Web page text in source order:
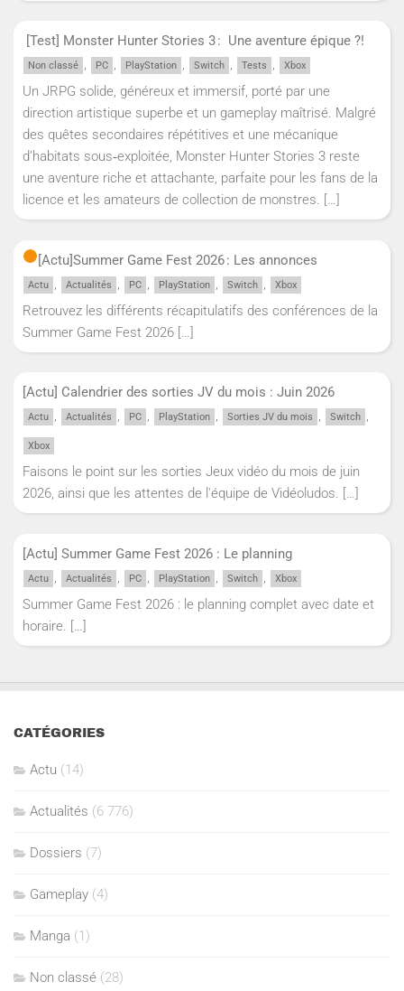
[Test] Monster Hunter Stories 3 : Une aventure épique ?!
Non classé , PC , PlayStation , Switch , Tests , Xbox
Un JRPG solide, généreux et immersif, porté par une
direction artistique superbe et un gameplay maîtrisé. Malgré
des quêtes secondaires répétitives et une mécanique
d’habitats sous‑exploitée, Monster Hunter Stories 3 reste
une aventure riche et attachante, parfaite pour les fans de la
licence et les amateurs de collection de monstres. […]
[Actu]Summer Game Fest 2026 : Les annonces
Actu , Actualités , PC , PlayStation , Switch , Xbox
Retrouvez les différents récapitulatifs des conférences de la
Summer Game Fest 2026 […]
[Actu] Calendrier des sorties JV du mois : Juin 2026
Actu , Actualités , PC , PlayStation , Sorties JV du mois , Switch ,
Xbox
Faisons le point sur les sorties Jeux vidéo du mois de juin
2026, ainsi que les attentes de l'équipe de Vidéoludos. […]
[Actu] Summer Game Fest 2026 : Le planning
Actu , Actualités , PC , PlayStation , Switch , Xbox
Summer Game Fest 2026 : le planning complet avec date et
horaire. […]
CATÉGORIES
Actu (14)
Actualités (6 776)
Dossiers (7)
Gameplay (4)
Manga (1)
Non classé (28)